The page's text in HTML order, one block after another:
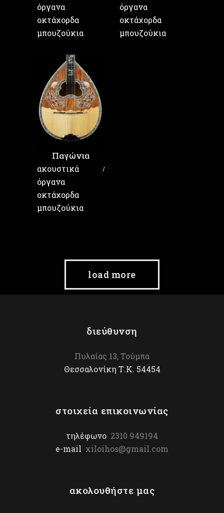
όργανα
οκτάχορδα
μπουζούκια
όργανα
οκτάχορδα
μπουζούκια
Παγώνια
ακουστικά
όργανα
οκτάχορδα
μπουζούκια
load more
διεύθυνση
Πυλαίας 13, Τούμπα
Θεσσαλονίκη Τ.Κ. 54454
στοιχεία επικοινωνίας
τηλέφωνο 2310 949194
e-mail xiloihos@gmail.com
ακολουθήστε μας